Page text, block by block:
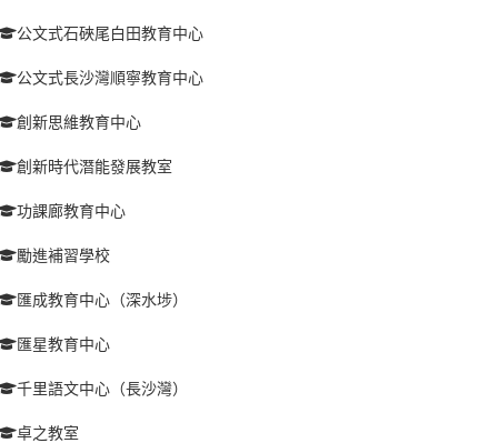
公文式石硤尾白田教育中心
公文式長沙灣順寧教育中心
創新思維教育中心
創新時代潛能發展教室
功課廊教育中心
勵進補習學校
匯成教育中心（深水埗）
匯星教育中心
千里語文中心（長沙灣）
卓之教室